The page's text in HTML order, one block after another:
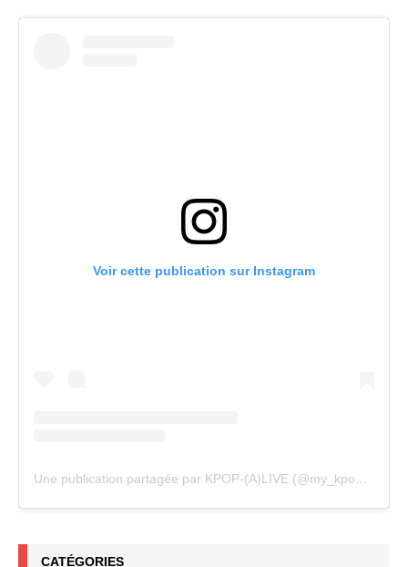
Voir cette publication sur Instagram
Une publication partagée par KPOP-(A)LIVE (@my_kpopalive)
CATÉGORIES